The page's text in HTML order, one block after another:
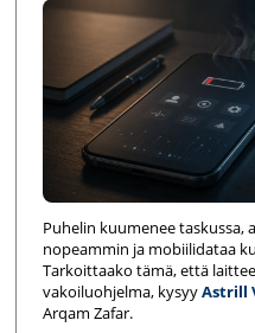
Puhelin kuumenee taskussa,
nopeammin ja mobiilidataa
Tarkoittaako tämä, että
vakoiluohjelma, kysyyAstrill
Arqam Zafar.